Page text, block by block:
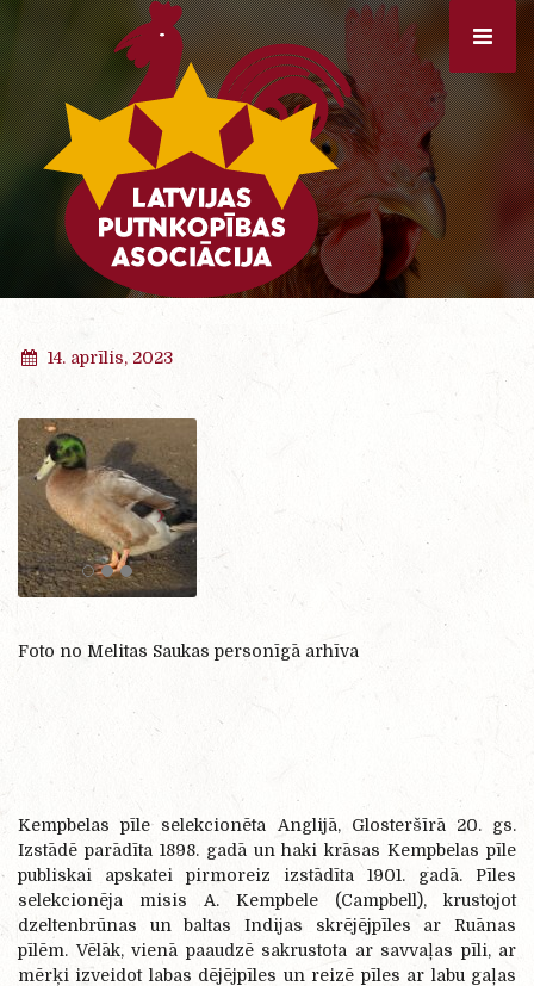
14. aprīlis, 2023
Foto no Melitas Saukas personīgā arhīva
Kempbelas pīle selekcionēta Anglijā, Glosteršīrā 20. gs.
Izstādē parādīta 1898. gadā un haki krāsas Kempbelas pīle
publiskai apskatei pirmoreiz izstādīta 1901. gadā. Pīles
selekcionēja misis A. Kempbele (Campbell), krustojot
dzeltenbrūnas un baltas Indijas skrējējpīles ar Ruānas
pīlēm. Vēlāk, vienā paaudzē sakrustota ar savvaļas pīli, ar
mērķi izveidot labas dējējpīles un reizē pīles ar labu gaļas